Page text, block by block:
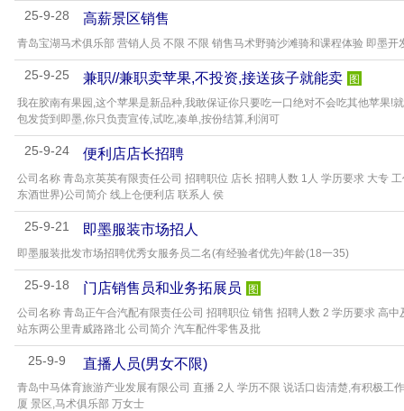
25-9-28 高薪景区销售
青岛宝湖马术俱乐部 营销人员 不限 不限 销售马术野骑沙滩骑和课程体验 即墨
25-9-25 兼职//兼职卖苹果,不投资,接送孩子就能卖
图
我在胶南有果园,这个苹果是新品种,我敢保证你只要吃一口绝对不会吃其他苹果!
包发货到即墨,你只负责宣传,试吃,凑单,按份结算,利润可
25-9-24 便利店店长招聘
公司名称 青岛京英英有限责任公司 招聘职位 店长 招聘人数 1人 学历要求 大专
东酒世界)公司简介 线上仓便利店 联系人 侯
25-9-21 即墨服装市场招人
即墨服装批发市场招聘优秀女服务员二名(有经验者优先)年龄(18一35)
25-9-18 门店销售员和业务拓展员
图
公司名称 青岛正午合汽配有限责任公司 招聘职位 销售 招聘人数 2 学历要求 高
站东两公里青威路路北 公司简介 汽车配件零售及批
25-9-9 直播人员(男女不限)
青岛中马体育旅游产业发展有限公司 直播 2人 学历不限 说话口齿清楚,有积极工
厦 景区,马术俱乐部 万女士